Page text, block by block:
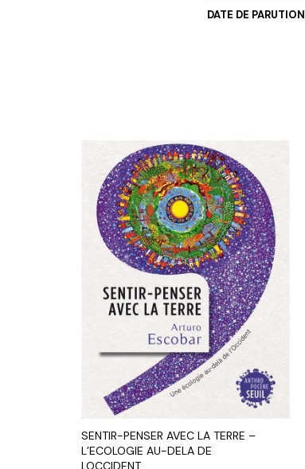
DATE DE PARUTION
SENTIR-PENSER AVEC LA TERRE –
L’ECOLOGIE AU-DELA DE
LOCCIDENT